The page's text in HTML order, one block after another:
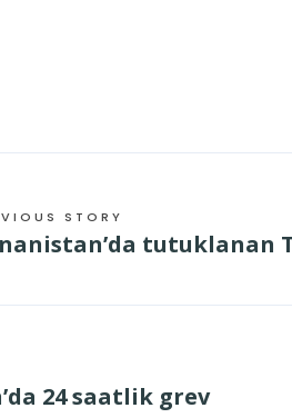
STORY
tutuklanan
24 saatlik grev